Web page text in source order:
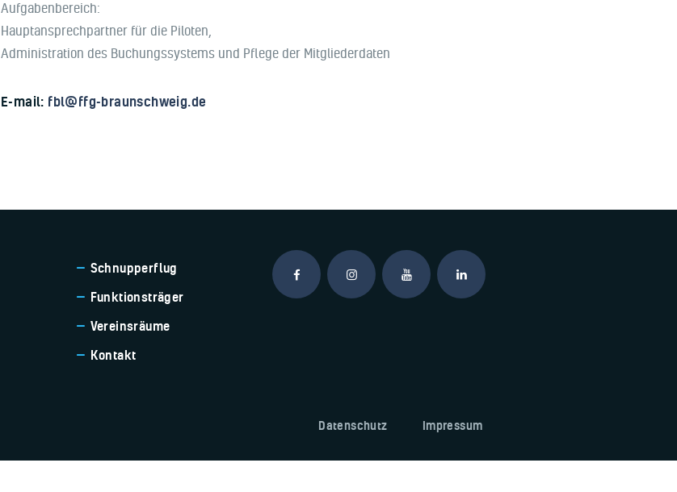
Aufgabenbereich:
Hauptansprechpartner für die Piloten,
Administration des Buchungssystems und Pflege der Mitgliederdaten
E-mail: fbl@ffg-braunschweig.de
Schnupperflug
Funktionsträger
Vereinsräume
Kontakt
Datenschutz Impressum